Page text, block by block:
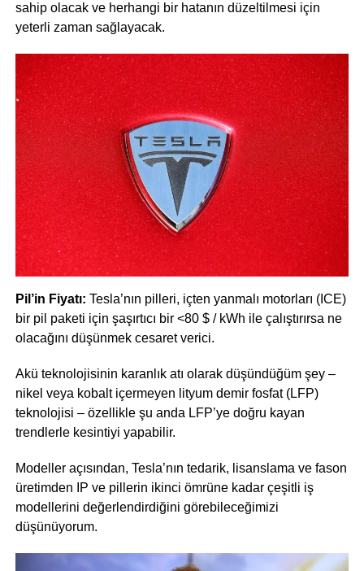
sahip olacak ve herhangi bir hatanın düzeltilmesi için
yeterli zaman sağlayacak.
Pil’in Fiyatı: Tesla’nın pilleri, içten yanmalı motorları (ICE)
bir pil paketi için şaşırtıcı bir <80 $ / kWh ile çalıştırırsa ne
olacağını düşünmek cesaret verici.
Akü teknolojisinin karanlık atı olarak düşündüğüm şey –
nikel veya kobalt içermeyen lityum demir fosfat (LFP)
teknolojisi – özellikle şu anda LFP’ye doğru kayan
trendlerle kesintiyi yapabilir.
Modeller açısından, Tesla’nın tedarik, lisanslama ve fason
üretimden IP ve pillerin ikinci ömrüne kadar çeşitli iş
modellerini değerlendirdiğini görebileceğimizi
düşünüyorum.